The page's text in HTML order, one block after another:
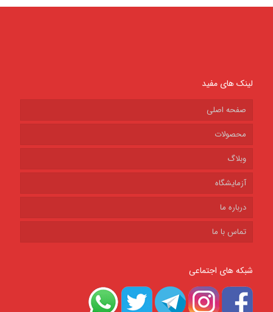
لینک های مفید
صفحه اصلی
محصولات
وبلاگ
آزمایشگاه
درباره ما
تماس با ما
شبکه های اجتماعی